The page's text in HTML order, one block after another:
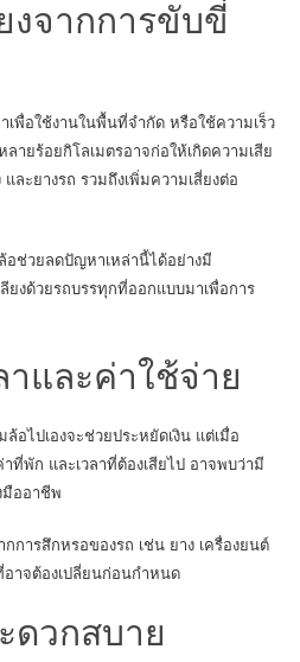
งจากการขับขี่
พื่อใช้งานในพื้นที่จำกัด หรือใช้ความเร็ว
ายร้อยกิโลเมตรอาจก่อให้เกิดความเสีย
ละยางรถ รวมถึงเพิ่มความเสี่ยงต่อ
อช่วยลดปัญหาเหล่านี้ได้อย่างมี
ยงด้วยรถบรรทุกที่ออกแบบมาเพื่อการ
าและค่าใช้จ่าย
อไปเองจะช่วยประหยัดเงิน แต่เมื่อ
ที่พัก และเวลาที่ต้องเสียไป อาจพบว่ามี
มืออาชีพ
การสึกหรอของรถ เช่น ยาง เครื่องยนต์
อาจต้องเปลี่ยนก่อนกำหนด
ดวกสบาย